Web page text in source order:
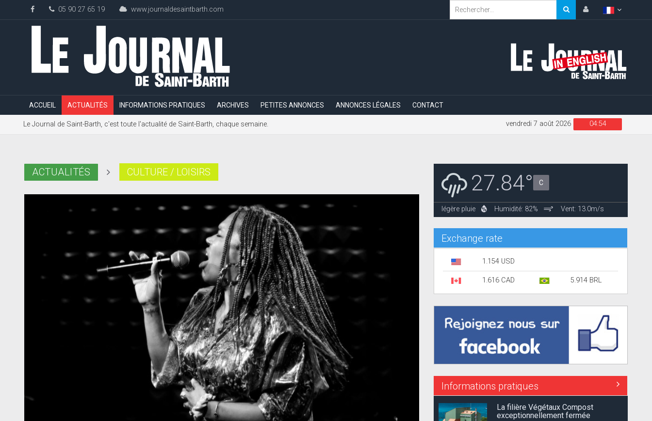
05 90 27 65 19 www.journaldesaintbarth.com
ACCUEIL ACTUALITÉS INFORMATIONS PRATIQUES ARCHIVES PETITES ANNONCES ANNONCES LÉGALES CONTACT
Le Journal de Saint-Barth, c'est toute l'actualité de Saint-Barth, chaque semaine. 04:54
vendredi 7 août 2026
ACTUALITÉS CULTURE / LOISIRS 27.84° C
légère pluie Humidité: 82% Vent: 13.0m/s
Exchange rate
1.154 USD
1.616 CAD 5.914 BRL
Informations pratiques
La filière Végétaux Compost
exceptionnellement fermée